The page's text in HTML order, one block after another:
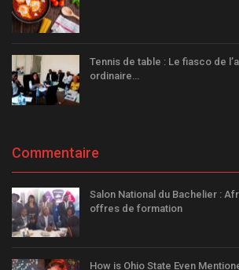
Tennis de table : Le fiasco de
ordinaire…
Commentaire
Salon National du Bachelier :
offres de formation
How is Ohio State Even